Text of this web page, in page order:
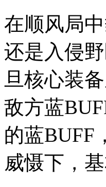
在顺风局
还是入侵
旦核心装
敌方蓝
的蓝BUFF
威慑下，